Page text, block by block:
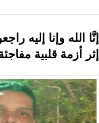
إنَّا الله وإنا إليه
إثر أزمة قلبية